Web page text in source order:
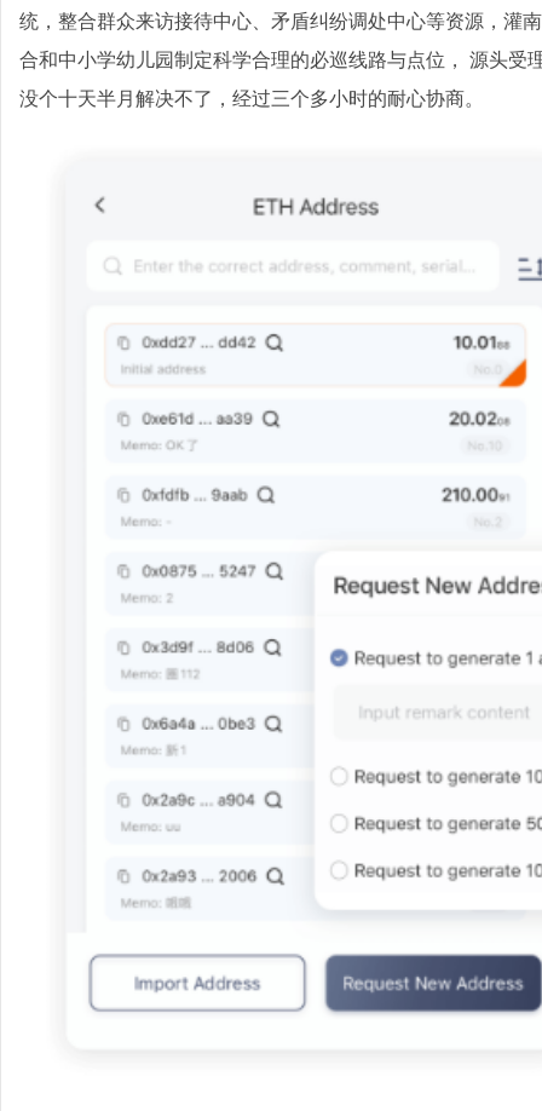
统，整合群众来访接待中心、矛盾纠纷调处中心等资源，灌
合和中小学幼儿园制定科学合理的必巡线路与点位， 源头受
没个十天半月解决不了，经过三个多小时的耐心协商。